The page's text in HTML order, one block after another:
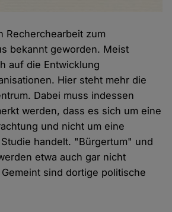
Recherchearbeit zum
bekannt geworden. Meist
auf die Entwicklung
Hier steht mehr die
Dabei muss indessen
werden, dass es sich um eine
und nicht um eine
handelt. "Bürgertum" und
etwa auch gar nicht
sind dortige politische